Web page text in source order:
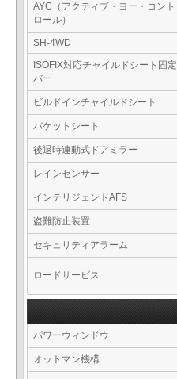
AYC（アクティブ・ヨー・コント
ロール）
SH-4WD
ISOFIX対応チャイルドシート固定
バー
ビルドインチャイルドシート
バケットシート
後退時連動式ドアミラー
レインセンサー
インテリジェントAFS
盗難防止装置
セキュリティアラーム
ロードサービス
パワーウィンドウ
オットマン機構